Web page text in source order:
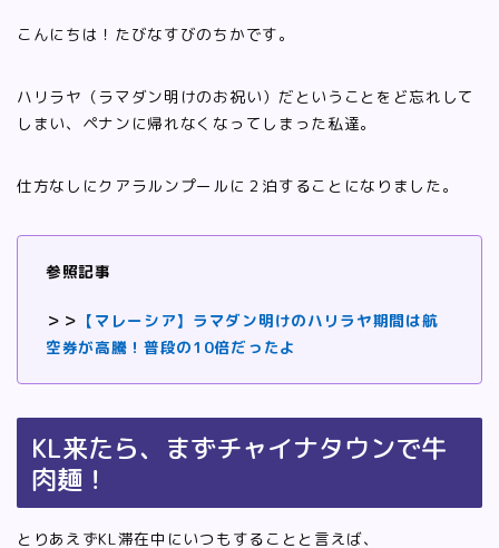
こんにちは！たびなすびのちかです。
ハリラヤ（ラマダン明けのお祝い）だということをど忘れして
しまい、ペナンに帰れなくなってしまった私達。
仕方なしにクアラルンプールに２泊することになりました。
参照記事
＞＞ 【マレーシア】ラマダン明けのハリラヤ期間は航
空券が高騰！普段の10倍だったよ
KL来たら、まずチャイナタウンで牛
肉麺！
とりあえずKL滞在中にいつもすることと言えば、